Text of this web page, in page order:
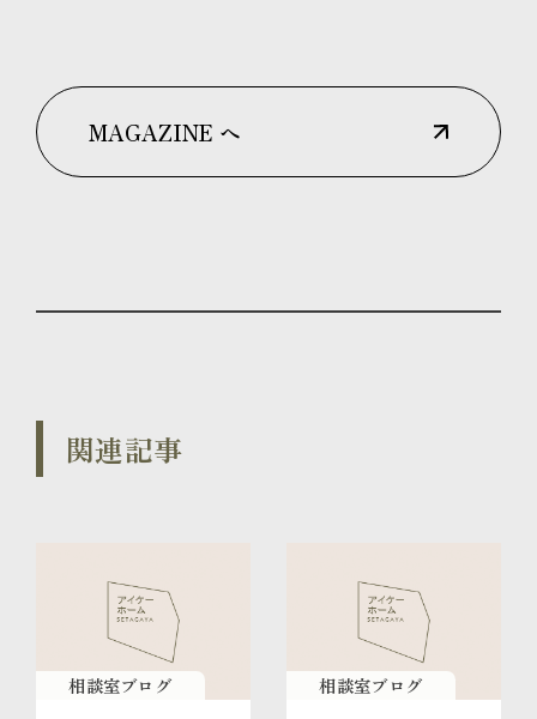
MAGAZINE へ
関連記事
相談室ブログ 相談室ブログ